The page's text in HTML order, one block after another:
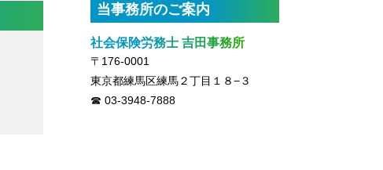
当事務所のご案内
社会保険労務士 吉田事務所
〒176-0001
東京都練馬区練馬２丁目１８−３
03-3948-7888